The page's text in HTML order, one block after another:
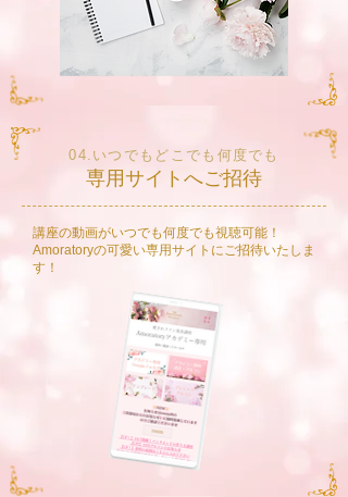
04.いつでもどこでも何度でも
専用サイトへご招待
講座の動画がいつでも何度でも視聴可能！
Amoratoryの可愛い専用サイトにご招待​いたしま
す！